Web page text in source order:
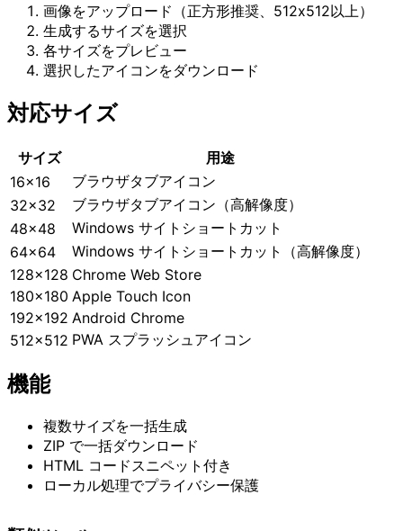
画像をアップロード（正方形推奨、512x512以上）
生成するサイズを選択
各サイズをプレビュー
選択したアイコンをダウンロード
対応サイズ
サイズ
用途
16x16
ブラウザタブアイコン
32x32
ブラウザタブアイコン（高解像度）
48x48
Windows サイトショートカット
64x64
Windows サイトショートカット（高解像度）
128x128 Chrome Web Store
180x180 Apple Touch Icon
192x192 Android Chrome
512x512 PWA スプラッシュアイコン
機能
複数サイズを一括生成
ZIP で一括ダウンロード
HTML コードスニペット付き
ローカル処理でプライバシー保護